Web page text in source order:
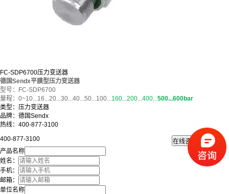
FC-SDP6700压力变送器
德国Sendx平膜型压力变送器
型号：FC-SDP6700
量程：0~10...16...20...30...40...50...100...160...200...400...500...600bar
类型：压力变送器
品牌：德国Sendx
热线：400-877-3100
400-877-3100
产品名称
姓名：
手机：
邮箱：
单位名称